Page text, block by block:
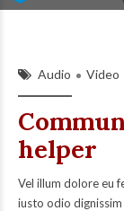
Audio Video
helper
Vel illum dolore eu
iusto odio